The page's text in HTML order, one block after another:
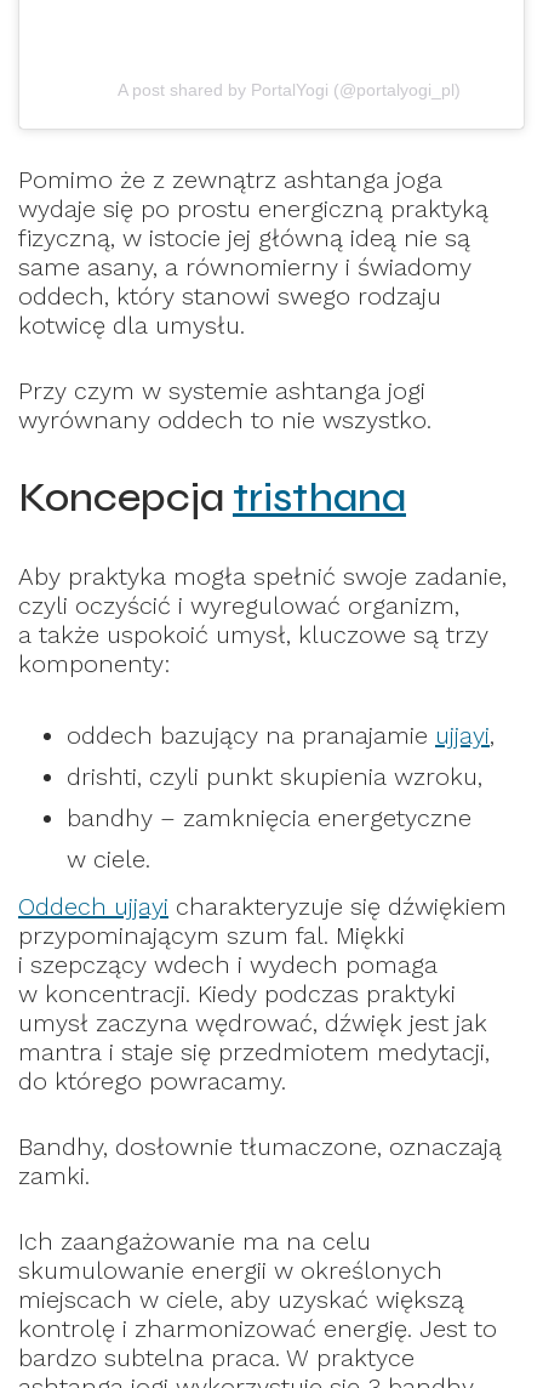
A post shared by PortalYogi (@portalyogi_pl)
Pomimo że z zewnątrz ashtanga joga
wydaje się po prostu energiczną praktyką
fizyczną, w istocie jej główną ideą nie są
same asany, a równomierny i świadomy
oddech, który stanowi swego rodzaju
kotwicę dla umysłu.
Przy czym w systemie ashtanga jogi
wyrównany oddech to nie wszystko.
Koncepcja tristhana
Aby praktyka mogła spełnić swoje zadanie,
czyli oczyścić i wyregulować organizm,
a także uspokoić umysł, kluczowe są trzy
komponenty:
oddech bazujący na pranajamie ujjayi,
drishti, czyli punkt skupienia wzroku,
bandhy – zamknięcia energetyczne
w ciele.
Oddech ujjayi charakteryzuje się dźwiękiem
przypominającym szum fal. Miękki
i szepczący wdech i wydech pomaga
w koncentracji. Kiedy podczas praktyki
umysł zaczyna wędrować, dźwięk jest jak
mantra i staje się przedmiotem medytacji,
do którego powracamy.
Bandhy, dosłownie tłumaczone, oznaczają
zamki.
Ich zaangażowanie ma na celu
skumulowanie energii w określonych
miejscach w ciele, aby uzyskać większą
kontrolę i zharmonizować energię. Jest to
bardzo subtelna praca. W praktyce